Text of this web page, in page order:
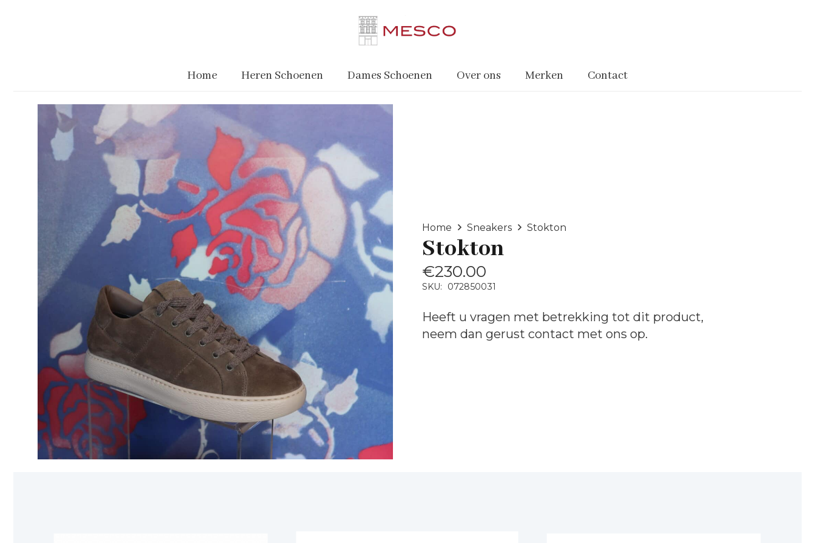
Home Heren Schoenen Dames Schoenen Over ons Merken Contact
Home Sneakers Stokton
Stokton
€230.00
SKU: 072850031
Heeft u vragen met betrekking tot dit product,
neem dan gerust contact met ons op.